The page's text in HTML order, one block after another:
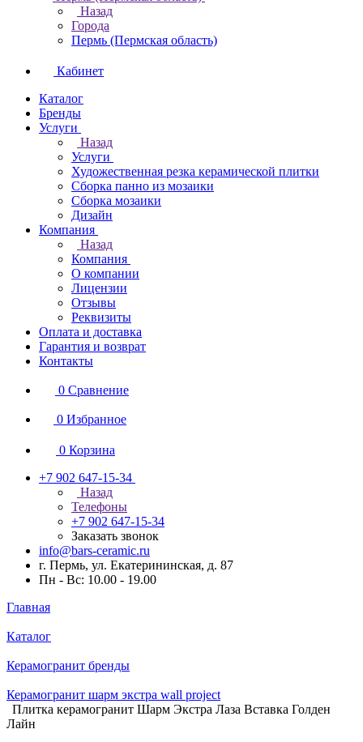
Назад
Города
Пермь (Пермская область)
Кабинет
Каталог
Бренды
Услуги
Назад
Услуги
Художественная резка керамической плитки
Сборка панно из мозаики
Сборка мозаики
Дизайн
Компания
Назад
Компания
О компании
Лицензии
Отзывы
Реквизиты
Оплата и доставка
Гарантия и возврат
Контакты
0 Сравнение
0 Избранное
0 Корзина
+7 902 647-15-34
Назад
Телефоны
+7 902 647-15-34
Заказать звонок
info@bars-ceramic.ru
г. Пермь, ул. Екатерининская, д. 87
Пн - Вс: 10.00 - 19.00
Главная
Каталог
Керамогранит бренды
Керамогранит шарм экстра wall project
Плитка керамогранит Шарм Экстра Лаза Вставка Голден
Лайн